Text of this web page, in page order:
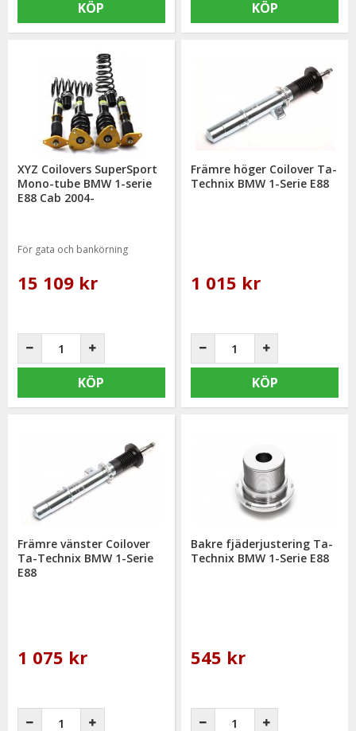
KÖP KÖP
XYZ Coilovers SuperSport
Mono-tube BMW 1-serie
E88 Cab 2004-
För gata och bankörning
15 109 kr
KÖP
Främre höger Coilover Ta-
Technix BMW 1-Serie E88
1 015 kr
KÖP
Främre vänster Coilover
Ta-Technix BMW 1-Serie
E88
1 075 kr
Bakre fjäderjustering Ta-
Technix BMW 1-Serie E88
545 kr